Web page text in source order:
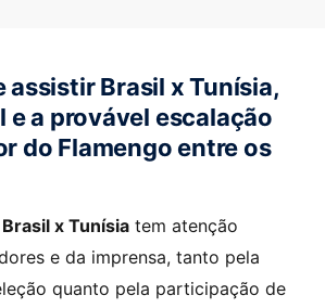
assistir Brasil x Tunísia,
e a provável escalação
do Flamengo entre os
Brasil x Tunísia tem atenção
e da imprensa, tanto pela
quanto pela participação de